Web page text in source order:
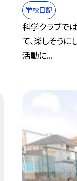
学校日記
科学クラブで
て、楽しそうに
活動に...